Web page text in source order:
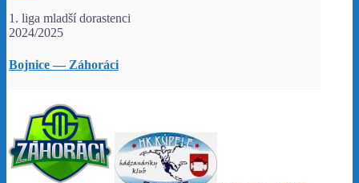
1. liga mladší dorastenci
2024/2025
Bojnice — Záhoráci